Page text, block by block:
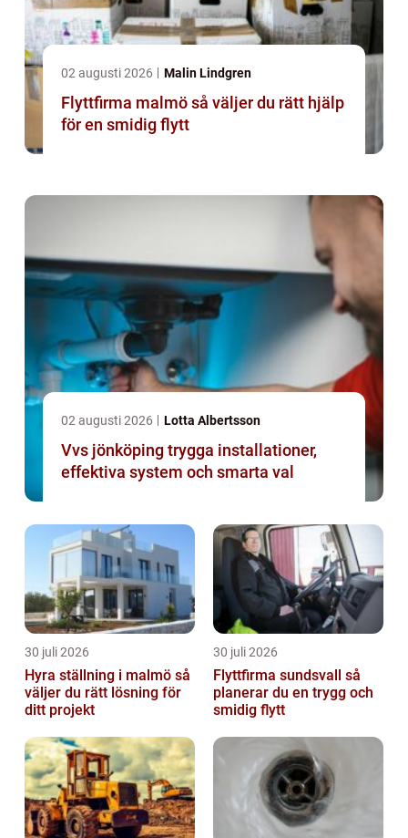
02 augusti 2026 Malin Lindgren
Flyttfirma malmö så väljer du rätt hjälp
för en smidig flytt
02 augusti 2026 Lotta Albertsson
Vvs jönköping trygga installationer,
effektiva system och smarta val
30 juli 2026
Hyra ställning i malmö så
väljer du rätt lösning för
ditt projekt
30 juli 2026
Flyttfirma sundsvall så
planerar du en trygg och
smidig flytt